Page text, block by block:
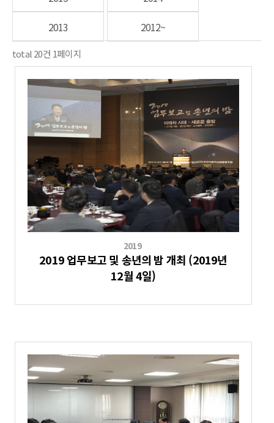
2013
2012~
total20건 1페이지
2019
2019 업무보고 및 송년의 밤 개최 (2019년
12월 4일)